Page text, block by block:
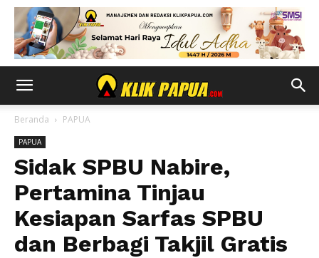
Beranda PAPUA
PAPUA
Sidak SPBU Nabire,
Pertamina Tinjau
Kesiapan Sarfas SPBU
dan Berbagi Takjil Gratis